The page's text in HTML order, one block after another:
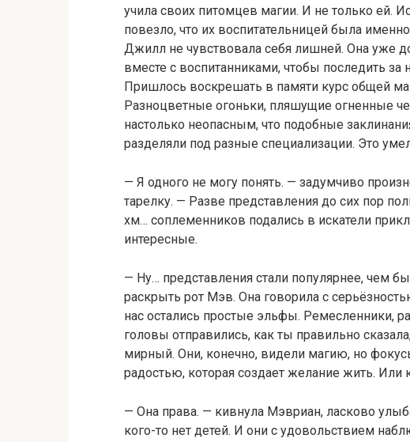
учила своих питомцев магии. И не только ей.
повезло, что их воспитательницей была
Джилл не чувствовала себя лишней. Она уже
вместе с воспитанниками, чтобы последить
Пришлось воскрешать в памяти курс общей
Разноцветные огоньки, пляшущие огненные
настолько неопасным, что подобные
разделяли под разные специализации. Это
— Я одного не могу понять. — задумчиво
тарелку. — Разве представления до сих пор
хм… соплеменников подались в искатели
интересные.
— Ну… представления стали популярнее, чем
раскрыть рот Мэв. Она говорила с
нас остались простые эльфы. Ремесленники,
головы отправились, как ты правильно
мирный. Они, конечно, видели магию, но
радостью, которая создает желание жить. Или
— Она права. — кивнула Мэвриан, ласково
кого-то нет детей. И они с удовольствием